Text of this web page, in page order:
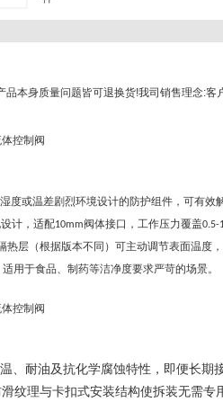
本身质量问题皆可退换货!我司销售理念:客
度或温差剧烈环境设计的防护组件，可有效
计，适配10mm阀体接口，工作压力覆盖0.5-
层（根据版本不同）可主动调节表面温度
用于食品、制药等洁净度要求严苛的场景。
、耐油及抗化学腐蚀特性，即便长期
纹理与卡扣式安装结构使拆装无需专